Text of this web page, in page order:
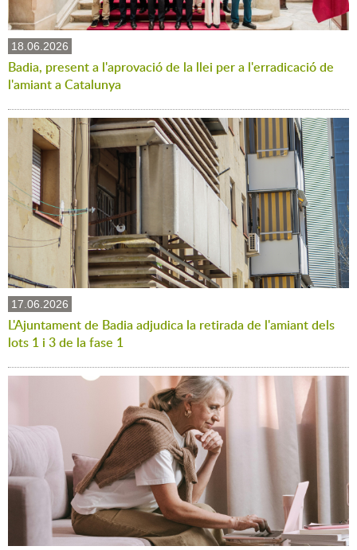
18.06.2026
Badia, present a l'aprovació de la llei per a l'erradicació de
l'amiant a Catalunya
17.06.2026
L'Ajuntament de Badia adjudica la retirada de l'amiant dels
lots 1 i 3 de la fase 1